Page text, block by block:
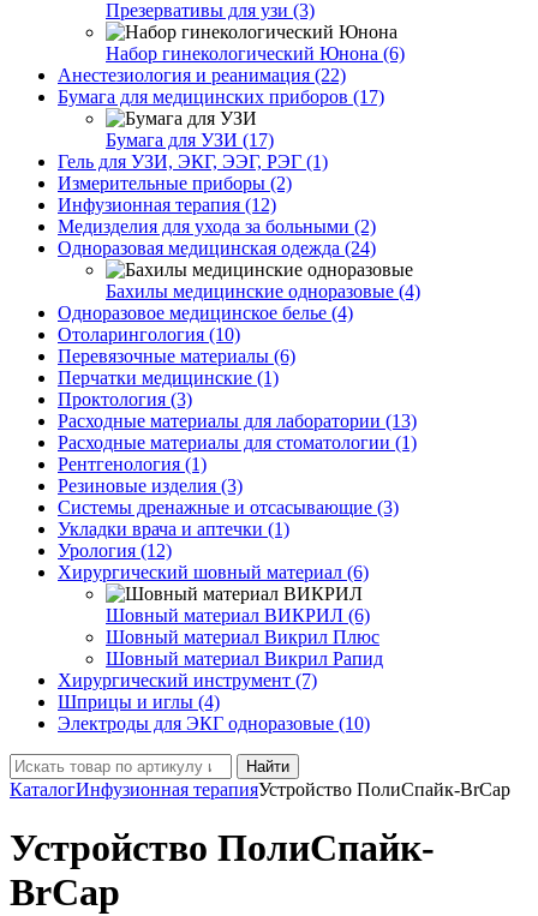
Презервативы для узи (3)
Набор гинекологический Юнона (6)
Анестезиология и реанимация (22)
Бумага для медицинских приборов (17)
Бумага для УЗИ (17)
Гель для УЗИ, ЭКГ, ЭЭГ, РЭГ (1)
Измерительные приборы (2)
Инфузионная терапия (12)
Медизделия для ухода за больными (2)
Одноразовая медицинская одежда (24)
Бахилы медицинские одноразовые (4)
Одноразовое медицинское белье (4)
Отоларингология (10)
Перевязочные материалы (6)
Перчатки медицинские (1)
Проктология (3)
Расходные материалы для лаборатории (13)
Расходные материалы для стоматологии (1)
Рентгенология (1)
Резиновые изделия (3)
Системы дренажные и отсасывающие (3)
Укладки врача и аптечки (1)
Урология (12)
Хирургический шовный материал (6)
Шовный материал ВИКРИЛ (6)
Шовный материал Викрил Плюс
Шовный материал Викрил Рапид
Хирургический инструмент (7)
Шприцы и иглы (4)
Электроды для ЭКГ одноразовые (10)
Найти
КаталогИнфузионная терапияУстройство ПолиСпайк-BrCap
Устройство ПолиСпайк-
BrCap